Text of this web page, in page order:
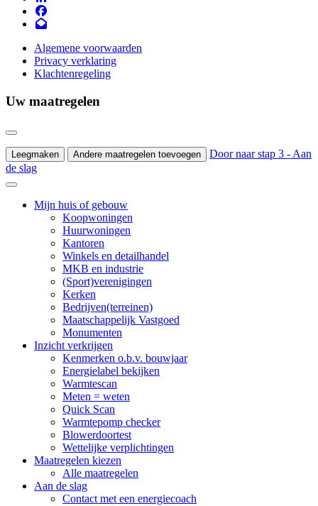
Algemene voorwaarden
Privacy verklaring
Klachtenregeling
Uw maatregelen
Leegmaken Andere maatregelen toevoegen
Door naar stap 3 - Aan
de slag
Mijn huis of gebouw
Koopwoningen
Huurwoningen
Kantoren
Winkels en detailhandel
MKB en industrie
(Sport)verenigingen
Kerken
Bedrijven(terreinen)
Maatschappelijk Vastgoed
Monumenten
Inzicht verkrijgen
Kenmerken o.b.v. bouwjaar
Energielabel bekijken
Warmtescan
Meten = weten
Quick Scan
Warmtepomp checker
Blowerdoortest
Wettelijke verplichtingen
Maatregelen kiezen
Alle maatregelen
Aan de slag
Contact met een energiecoach